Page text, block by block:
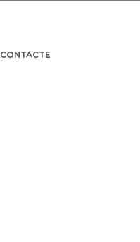
Contacte